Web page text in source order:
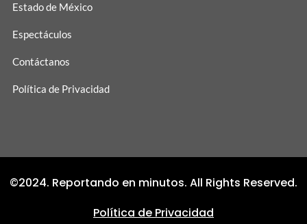
Estado de México
Espectáculos
Contáctanos
Política de Privacidad
©2024. Reportando en minutos. All Rights Reserved.
Política de Privacidad